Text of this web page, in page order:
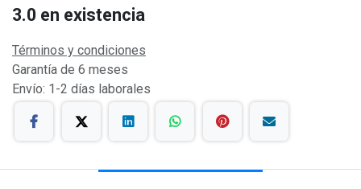
3.0 en existencia
Términos y condiciones
Garantía de 6 meses
Envío: 1-2 días laborales